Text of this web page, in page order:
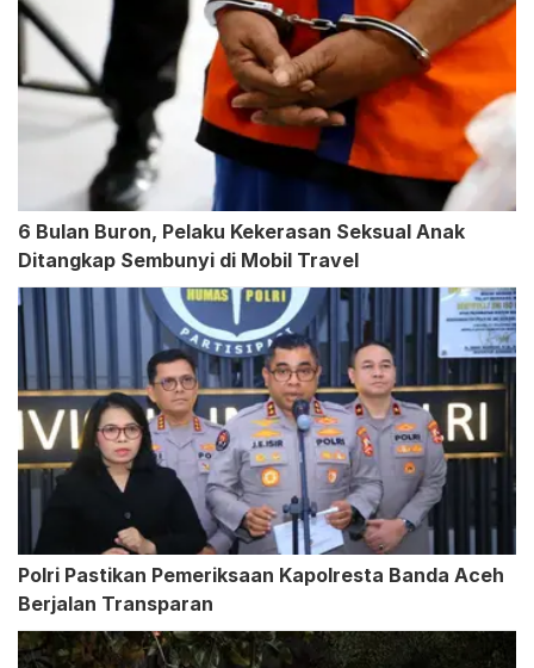
6 Bulan Buron, Pelaku Kekerasan Seksual Anak
Ditangkap Sembunyi di Mobil Travel
Polri Pastikan Pemeriksaan Kapolresta Banda Aceh
Berjalan Transparan